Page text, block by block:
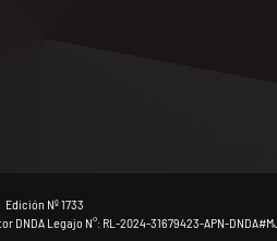
Edición Nº 1733
Legajo N°: RL-2024-31679423-APN-